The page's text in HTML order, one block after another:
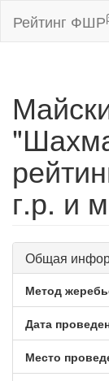
Рейтинг ФШР
г.р. и
Общая
Метод
Дата
Место